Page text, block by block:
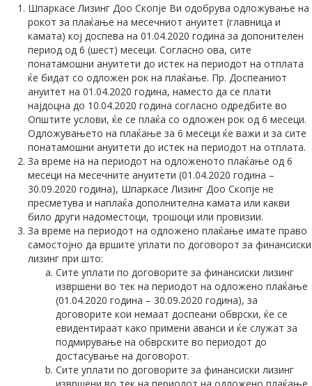
Шпаркасе Лизинг Доо Скопје Ви одобрува одложување на
рокот за плаќање на месечниот ануитет (главница и
камата) кој доспева на 01.04.2020 година за допонителен
период од 6 (шест) месеци. Согласно ова, сите
понатамошни ануитети до истек на периодот на отплата
ќе бидат со одложен рок на плаќање. Пр. Доспеаниот
ануитет на 01.04.2020 година, наместо да се плати
најдоцна до 10.04.2020 година согласно одредбите во
Општите услови, ќе се плаќа со одложен рок од 6 месеци.
Одложувањето на плаќање за 6 месеци ќе важи и за сите
понатамошни ануитети до истек на периодот на отплата.
За време на на периодот на одложеното плаќање од 6
месеци на месечните ануитети (01.04.2020 година –
30.09.2020 година), Шпаркасе Лизинг Доо Скопје не
пресметува и наплаќа дополнителна камата или какви
било други надоместоци, трошоци или провизии.
За време на периодот на одложено плаќање имате право
самостојно да вршите уплати по договорот за финансиски
лизинг при што:
Сите уплати по договорите за финансиски лизинг
извршени во тек на периодот на одложено плаќање
(01.04.2020 година – 30.09.2020 година), за
договорите кои немаат доспеани обврски, ќе се
евидентираат како примени аванси и ќе служат за
подмирување на обврските во периодот до
достасување на договорот.
Сите уплати по договорите за финансиски лизинг